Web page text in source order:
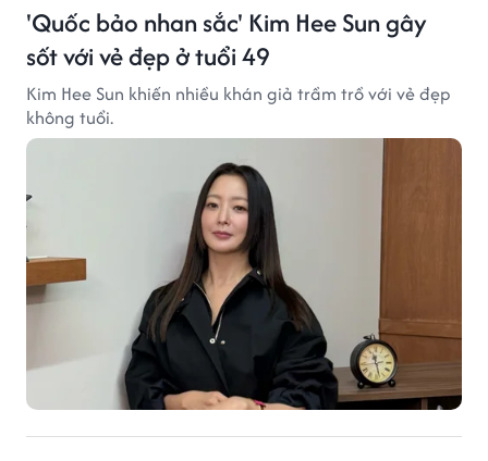
'Quốc bảo nhan sắc' Kim Hee Sun gây
sốt với vẻ đẹp ở tuổi 49
Kim Hee Sun khiến nhiều khán giả trầm trồ với vẻ đẹp
không tuổi.